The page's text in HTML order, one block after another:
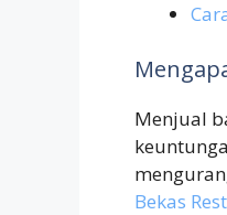
Menjual
Bekas